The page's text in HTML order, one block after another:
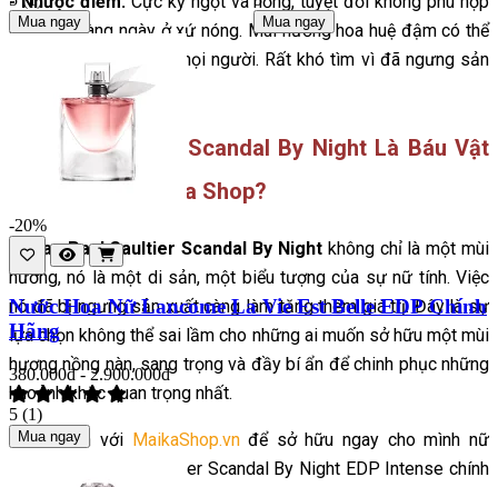
để dùng hàng ngày ở xứ nóng. Mùi hương hoa huệ đậm có thể
không hợp với tất cả mọi người. Rất khó tìm vì đã ngưng sản
Kết luận:Tại Sao Scandal By Night Là Báu Vật
Của Bạn Tại Maika Shop?
-Jean Paul Gaultier Scandal By Night không chỉ là một mùi
hương, nó là một di sản, một biểu tượng của sự nữ tính. Việc
nó đã bị ngưng sản xuất càng làm tăng thêm giá trị. Đây là sự
lựa chọn không thể sai lầm cho những ai muốn sở hữu một mùi
hương nồng nàn, sang trọng và đầy bí ẩn để chinh phục những
khoảnh khắc quan trọng nhất.
- Hãy đến với MaikaShop.vnđể sở hữu ngay cho mình nữ
hoàng Jean Paul Gaultier Scandal By Night EDP Intense chính
Mua ngay Mua ngay
-20%
Nước Hoa Nữ Lancome La Vie Est Belle EDP Chính
Hãng
380.000đ - 2.900.000đ
5 (1)
Mua ngay